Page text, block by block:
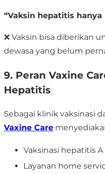
“Vaksin hepatitis hanya
❌ Vaksin bisa diberikan
dewasa yang belum
9. Peran Vaxine
Hepatitis
Sebagai klinik vaksinasi
Vaxine Care
Vaksinasi hepatitis
Layanan home